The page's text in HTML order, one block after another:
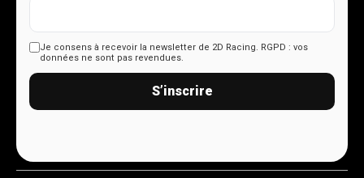
Je consens à recevoir la newsletter de 2D Racing. RGPD : vos
données ne sont pas revendues.
S’inscrire